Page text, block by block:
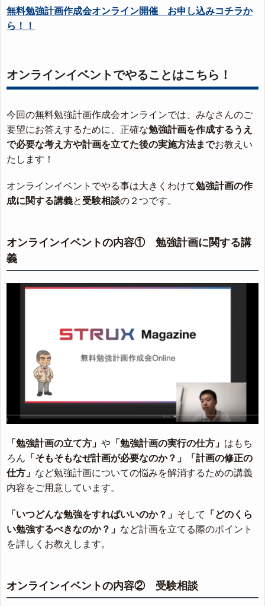
無料勉強計画作成会オンライン開催 お申し込みコチラか
ら！！
オンラインイベントでやることはこちら！
今回の無料勉強計画作成会オンラインでは、みなさんのご
要望にお答えするために、正確な勉強計画を作成するうえ
で必要な考え方や計画を立てた後の実施方法までお教えい
たします！
オンラインイベントでやる事は大きくわけて勉強計画の作
成に関する講義と 受験相談の２つです。
オンラインイベントの内容① 勉強計画に関する講
義
「勉強計画の立て方」 や 「勉強計画の実行の仕方」 はもち
ろん 「そもそもなぜ計画が必要なのか？」
「計画の修正の
仕方」 など勉強計画についての悩みを解消するための講義
内容をご用意しています。
「いつどんな勉強をすればいいのか？」 そして
「どのくら
い勉強するべきなのか？」 など計画を立てる際のポイント
を詳しくお教えします。
オンラインイベントの内容② 受験相談